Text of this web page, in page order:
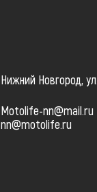
Нижний Новгород,
Motolife-nn@mail.ru
nn@motolife.ru